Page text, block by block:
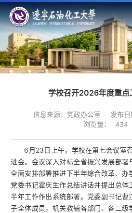
学校召开2026年度重点
信息来源：党政办公室
发布
浏览量：
434
6月23日上午，学校在第七会议室
进会。会议深入对标全省振兴发展部署
全面安排部署推进下半年综合改革、办
党委书记霍庆生作总结讲话并提出总体
半年工作作出系统部署。党委副书记曹
子全体成员，机关教辅各部门、各二级